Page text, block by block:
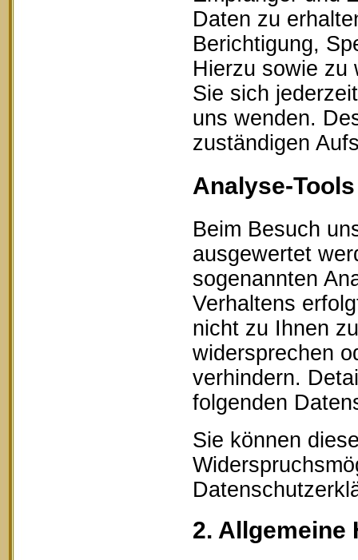
Daten zu
Berichtigung,
Hierzu sowie zu
Sie sich
uns wenden.
zuständigen
Analyse-
Beim Besuch
ausgewertet
sogenannten
Verhaltens
nicht zu Ihnen
widersprechen
verhindern.
folgenden
Sie können
2. Allgemeine